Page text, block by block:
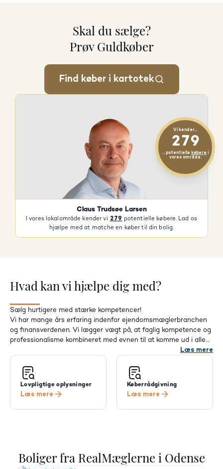
Skal du sælge?
Prøv Guldkøber
Find køber i kartotek
Vi kender...
279
... potentielle købere i
vores område.
Claus Trudsøe Larsen
I vores lokalområde kender vi 279 potentielle købere. Lad os
hjælpe med at matche en køber til din bolig.
Hvad kan vi hjælpe dig med?
Sælg hurtigere med stærke kompetencer!
Vi har mange års erfaring indenfor ejendomsmæglerbranchen
og finansverdenen. Vi lægger vægt på, at faglig kompetence og
professionalisme kombineret med evnen til at komme ud i alle
krogene - Det betaler sig - og det gælder for dig, både som
sælger og køber.
Læs mere
Lovpligtige oplysninger
Læs mere
Køberrådgivning
Læs mere
Boliger fra RealMæglerne i Odense